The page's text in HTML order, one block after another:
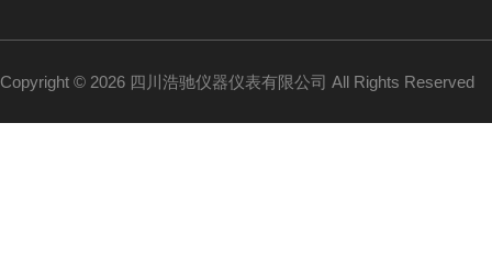
Copyright © 2026 四川浩驰仪器仪表有限公司 All Rights Reserved